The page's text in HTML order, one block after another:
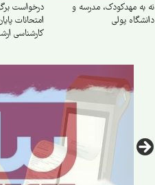
نه به مهدکودک، مدرسه و
دانشگاه پولی
درخواست
امتحانات
کارشناسی